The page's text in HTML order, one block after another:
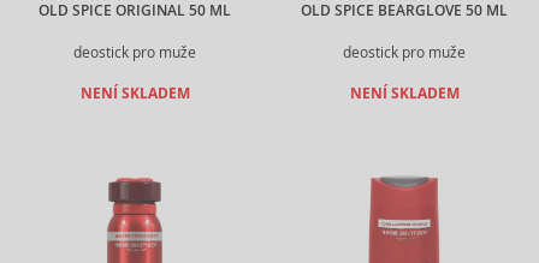
OLD SPICE ORIGINAL 50 ML
deostick pro muže
NENÍ SKLADEM
OLD SPICE BEARGLOVE 50 ML
deostick pro muže
NENÍ SKLADEM